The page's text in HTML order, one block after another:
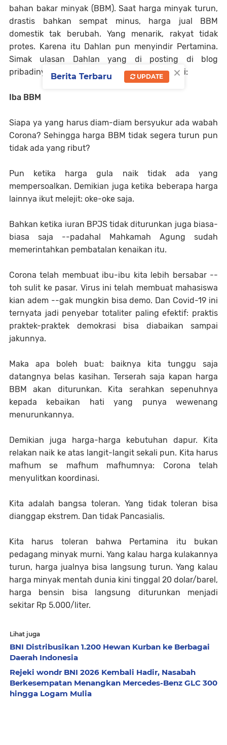
bahan bakar minyak (BBM). Saat harga minyak turun,
drastis bahkan sempat minus, harga jual BBM
domestik tak berubah. Yang menarik, rakyat tidak
protes. Karena itu Dahlan pun menyindir Pertamina.
Simak ulasan Dahlan yang di posting di blog
pribadinya, https://www.disway.id/, berikut ini:
Iba BBM
Siapa ya yang harus diam-diam bersyukur ada wabah
Corona? Sehingga harga BBM tidak segera turun pun
tidak ada yang ribut?
Pun ketika harga gula naik tidak ada yang
mempersoalkan. Demikian juga ketika beberapa harga
lainnya ikut melejit: oke-oke saja.
Bahkan ketika iuran BPJS tidak diturunkan juga biasa-
biasa saja --padahal Mahkamah Agung sudah
memerintahkan pembatalan kenaikan itu.
Corona telah membuat ibu-ibu kita lebih bersabar --
toh sulit ke pasar. Virus ini telah membuat mahasiswa
kian adem --gak mungkin bisa demo. Dan Covid-19 ini
ternyata jadi penyebar totaliter paling efektif: praktis
praktek-praktek demokrasi bisa diabaikan sampai
jakunnya.
Maka apa boleh buat: baiknya kita tunggu saja
datangnya belas kasihan. Terserah saja kapan harga
BBM akan diturunkan. Kita serahkan sepenuhnya
kepada kebaikan hati yang punya wewenang
menurunkannya.
Demikian juga harga-harga kebutuhan dapur. Kita
relakan naik ke atas langit-langit sekali pun. Kita harus
mafhum se mafhum mafhumnya: Corona telah
menyulitkan koordinasi.
Kita adalah bangsa toleran. Yang tidak toleran bisa
dianggap ekstrem. Dan tidak Pancasialis.
Kita harus toleran bahwa Pertamina itu bukan
pedagang minyak murni. Yang kalau harga kulakannya
turun, harga jualnya bisa langsung turun. Yang kalau
harga minyak mentah dunia kini tinggal 20 dolar/barel,
harga bensin bisa langsung diturunkan menjadi
sekitar Rp 5.000/liter.
Lihat juga
BNI Distribusikan 1.200 Hewan Kurban ke Berbagai
Daerah Indonesia
Rejeki wondr BNI 2026 Kembali Hadir, Nasabah
Berkesempatan Menangkan Mercedes-Benz GLC 300
hingga Logam Mulia
×
Berita Terbaru UPDATE